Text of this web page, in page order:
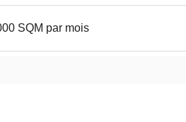
SQM par mois